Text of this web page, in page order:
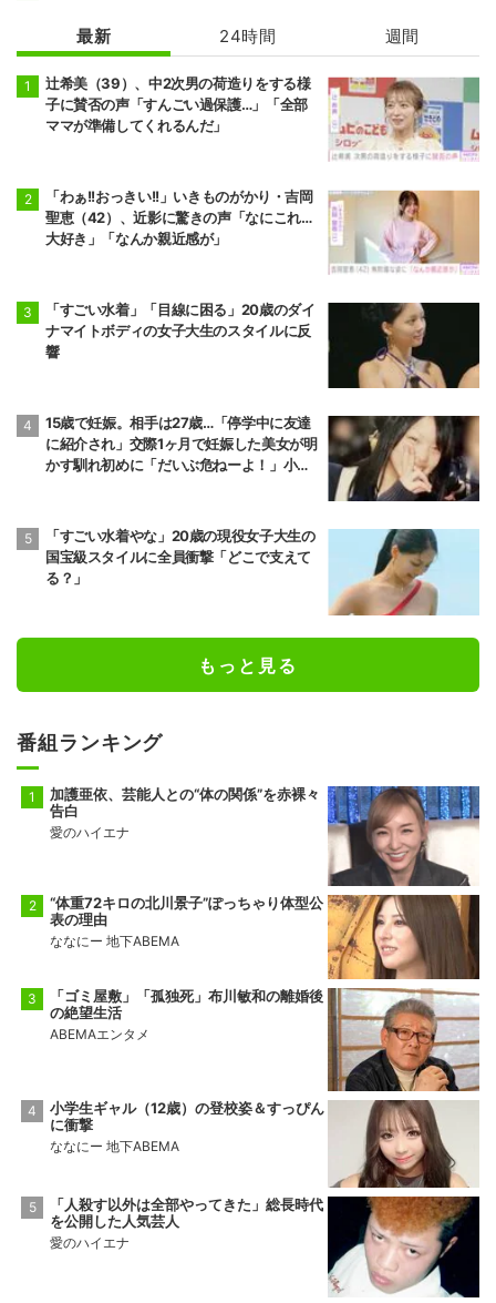
最新 24時間 週間
辻希美（39）、中2次男の荷造りをする様
子に賛否の声「すんごい過保護…」「全部
ママが準備してくれるんだ」
「わぁ!!おっきい!!」いきものがかり・吉岡
聖恵（42）、近影に驚きの声「なにこれ…
大好き」「なんか親近感が」
「すごい水着」「目線に困る」20歳のダイ
ナマイトボディの女子大生のスタイルに反
響
15歳で妊娠。相手は27歳…「停学中に友達
に紹介され」交際1ヶ月で妊娠した美女が明
かす馴れ初めに「だいぶ危ねーよ！」小森
「すごい水着やな」20歳の現役女子大生の
国宝級スタイルに全員衝撃「どこで支えて
る？」
もっと見る
番組ランキング
加護亜依、芸能人との“体の関係”を赤裸々
告白
愛のハイエナ
“体重72キロの北川景子”ぽっちゃり体型公
表の理由
ななにー 地下ABEMA
「ゴミ屋敷」「孤独死」布川敏和の離婚後
の絶望生活
ABEMAエンタメ
小学生ギャル（12歳）の登校姿＆すっぴん
に衝撃
ななにー 地下ABEMA
「人殺す以外は全部やってきた」総長時代
を公開した人気芸人
愛のハイエナ